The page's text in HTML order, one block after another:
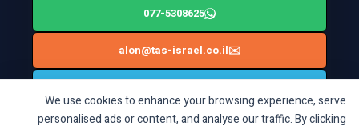
We use cookies to enhance your browsing experience, serve
personalised ads or content, and analyse our traffic. By clicking
077-5308625
✉️
alon@tas-israel.co.il